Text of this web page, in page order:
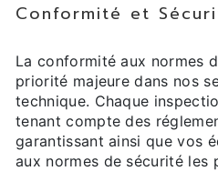
Conformité et
La conformité aux normes
priorité majeure dans nos
technique. Chaque
tenant compte des
garantissant ainsi que vos
aux normes de sécurité les